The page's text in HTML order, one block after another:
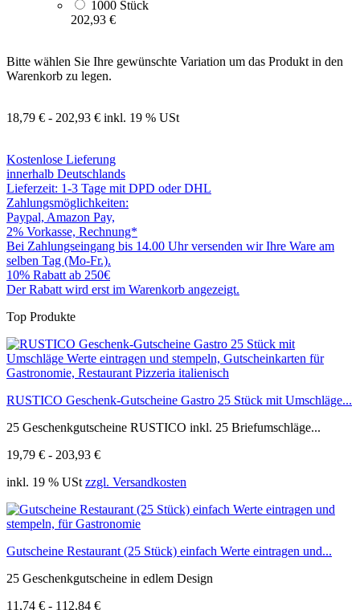
1000 Stück
202,93 €
Bitte wählen Sie Ihre gewünschte Variation um das Produkt in den
Warenkorb zu legen.
18,79 € - 202,93 € inkl. 19 % USt
Kostenlose Lieferung
innerhalb Deutschlands
Lieferzeit: 1-3 Tage mit DPD oder DHL
Zahlungsmöglichkeiten:
Paypal, Amazon Pay,
2% Vorkasse, Rechnung*
Bei Zahlungseingang bis 14.00 Uhr versenden wir Ihre Ware am
selben Tag (Mo-Fr.).
10% Rabatt ab 250€
Der Rabatt wird erst im Warenkorb angezeigt.
Top Produkte
RUSTICO Geschenk-Gutscheine Gastro 25 Stück mit Umschläge...
25 Geschenkgutscheine RUSTICO inkl. 25 Briefumschläge...
19,79 € - 203,93 €
inkl. 19 % USt zzgl. Versandkosten
Gutscheine Restaurant (25 Stück) einfach Werte eintragen und...
25 Geschenkgutscheine in edlem Design
11,74 € - 112,84 €